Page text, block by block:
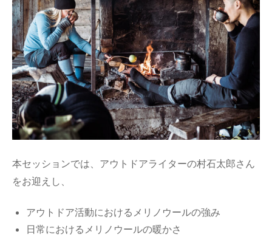
本セッションでは、アウトドアライターの村石太郎さん
をお迎えし、
アウトドア活動におけるメリノウールの強み
日常におけるメリノウールの暖かさ